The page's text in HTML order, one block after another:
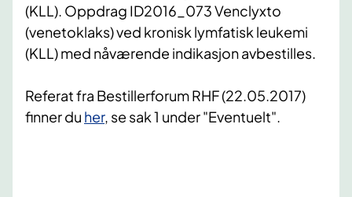
(KLL). Oppdrag ID2016_073 Venclyxto
(venetoklaks) ved kronisk lymfatisk leukemi
(KLL) med nåværende indikasjon avbestilles.
Referat fra Bestillerforum RHF (22.05.2017)
finner du her, se sak 1 under "Eventuelt".